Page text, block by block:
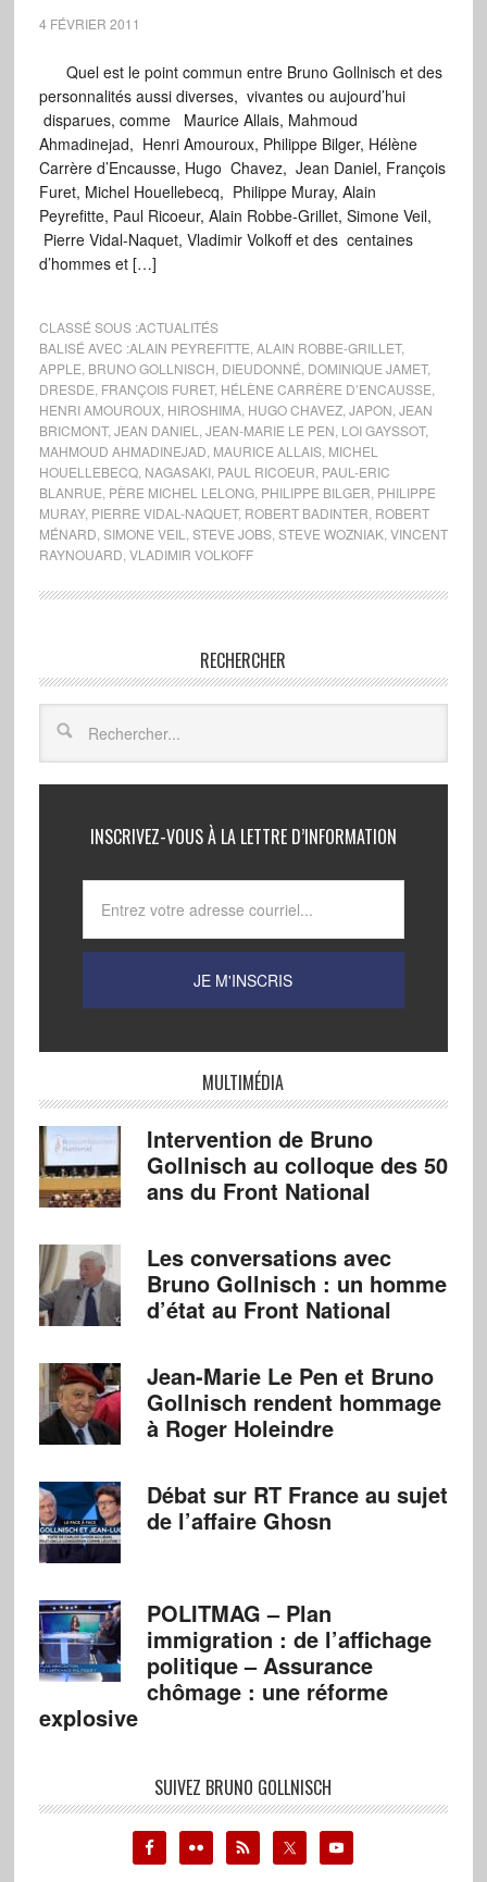
4 FÉVRIER 2011
Quel est le point commun entre Bruno Gollnisch et des
personnalités aussi diverses, vivantes ou aujourd’hui
disparues, comme Maurice Allais, Mahmoud
Ahmadinejad, Henri Amouroux, Philippe Bilger, Hélène
Carrère d’Encausse, Hugo Chavez, Jean Daniel, François
Furet, Michel Houellebecq, Philippe Muray, Alain
Peyrefitte, Paul Ricoeur, Alain Robbe-Grillet, Simone Veil,
Pierre Vidal-Naquet, Vladimir Volkoff et des centaines
d’hommes et […]
CLASSÉ SOUS :ACTUALITÉS
BALISÉ AVEC :ALAIN PEYREFITTE ALAIN ROBBE-GRILLET,
APPLE BRUNO GOLLNISCH DIEUDONNÉ DOMINIQUE JAMET,
DRESDE FRANÇOIS FURET, HÉLÈNE CARRÈRE D’ENCAUSSE
HENRI AMOUROUX, HIROSHIMA, HUGO CHAVEZ, JAPON JEAN
BRICMONT, JEAN DANIEL JEAN-MARIE LE PEN LOI GAYSSOT,
MAHMOUD AHMADINEJAD MAURICE ALLAIS, MICHEL
HOUELLEBECQ, NAGASAKI, PAUL RICOEUR PAUL-ERIC
BLANRUE PÈRE MICHEL LELONG, PHILIPPE BILGER PHILIPPE
MURAY, PIERRE VIDAL-NAQUET, ROBERT BADINTER ROBERT
MÉNARD SIMONE VEIL STEVE JOBS, STEVE WOZNIAK, VINCENT
RAYNOUARD VLADIMIR VOLKOFF
RECHERCHER
INSCRIVEZ-VOUS À LA LETTRE D’INFORMATION
MULTIMÉDIA
Intervention de Bruno
Gollnisch au colloque des 50
ans du Front National
Les conversations avec
Bruno Gollnisch : un homme
d’état au Front National
Jean-Marie Le Pen et Bruno
Gollnisch rendent hommage
à Roger Holeindre
Débat sur RT France au sujet
de l’affaire Ghosn
POLITMAG – Plan
immigration : de l’affichage
politique – Assurance
chômage : une réforme
explosive
SUIVEZ BRUNO GOLLNISCH